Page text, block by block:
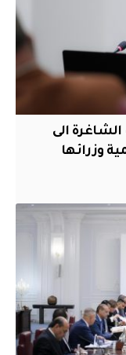
الشاغرة الى
وزرائها